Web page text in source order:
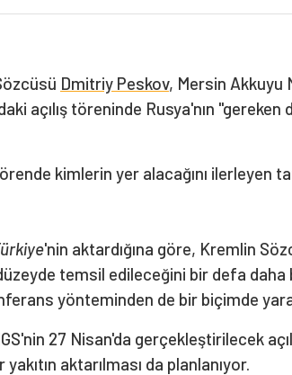
Dmitriy Peskov, Mersin Akkuyu
açılış töreninde Rusya'nın
kimlerin yer alacağını ilerleyen
'nin aktardığına göre, Kremlin
temsil edileceğini bir defa
yönteminden de bir biçimde
27 Nisan'da gerçekleştirilecek
aktarılması da planlanıyor.